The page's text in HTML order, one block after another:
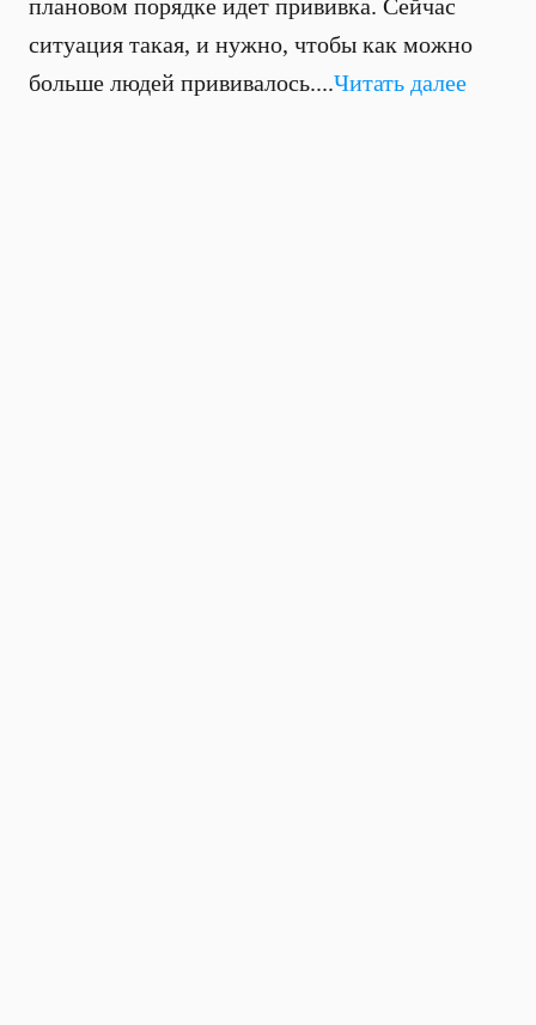
плановом порядке идет прививка. Сейчас
ситуация такая, и нужно, чтобы как можно
больше людей прививалось....Читать далее